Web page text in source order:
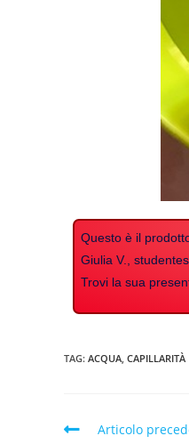
Questo è il
Giulia V.,
Trovi la sua
TAG: ACQUA, CAPILLARITÀ
Articolo